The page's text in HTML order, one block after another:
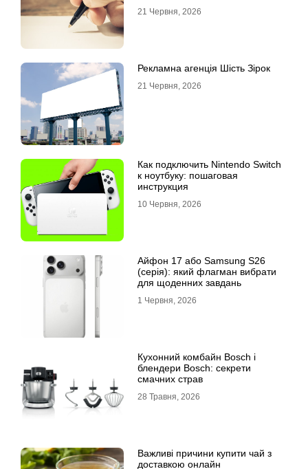
21 Червня, 2026
Рекламна агенція Шість Зірок
21 Червня, 2026
Как подключить Nintendo Switch
к ноутбуку: пошаговая
инструкция
10 Червня, 2026
Айфон 17 або Samsung S26
(серія): який флагман вибрати
для щоденних завдань
1 Червня, 2026
Кухонний комбайн Bosch і
блендери Bosch: секрети
смачних страв
28 Травня, 2026
Важливі причини купити чай з
доставкою онлайн